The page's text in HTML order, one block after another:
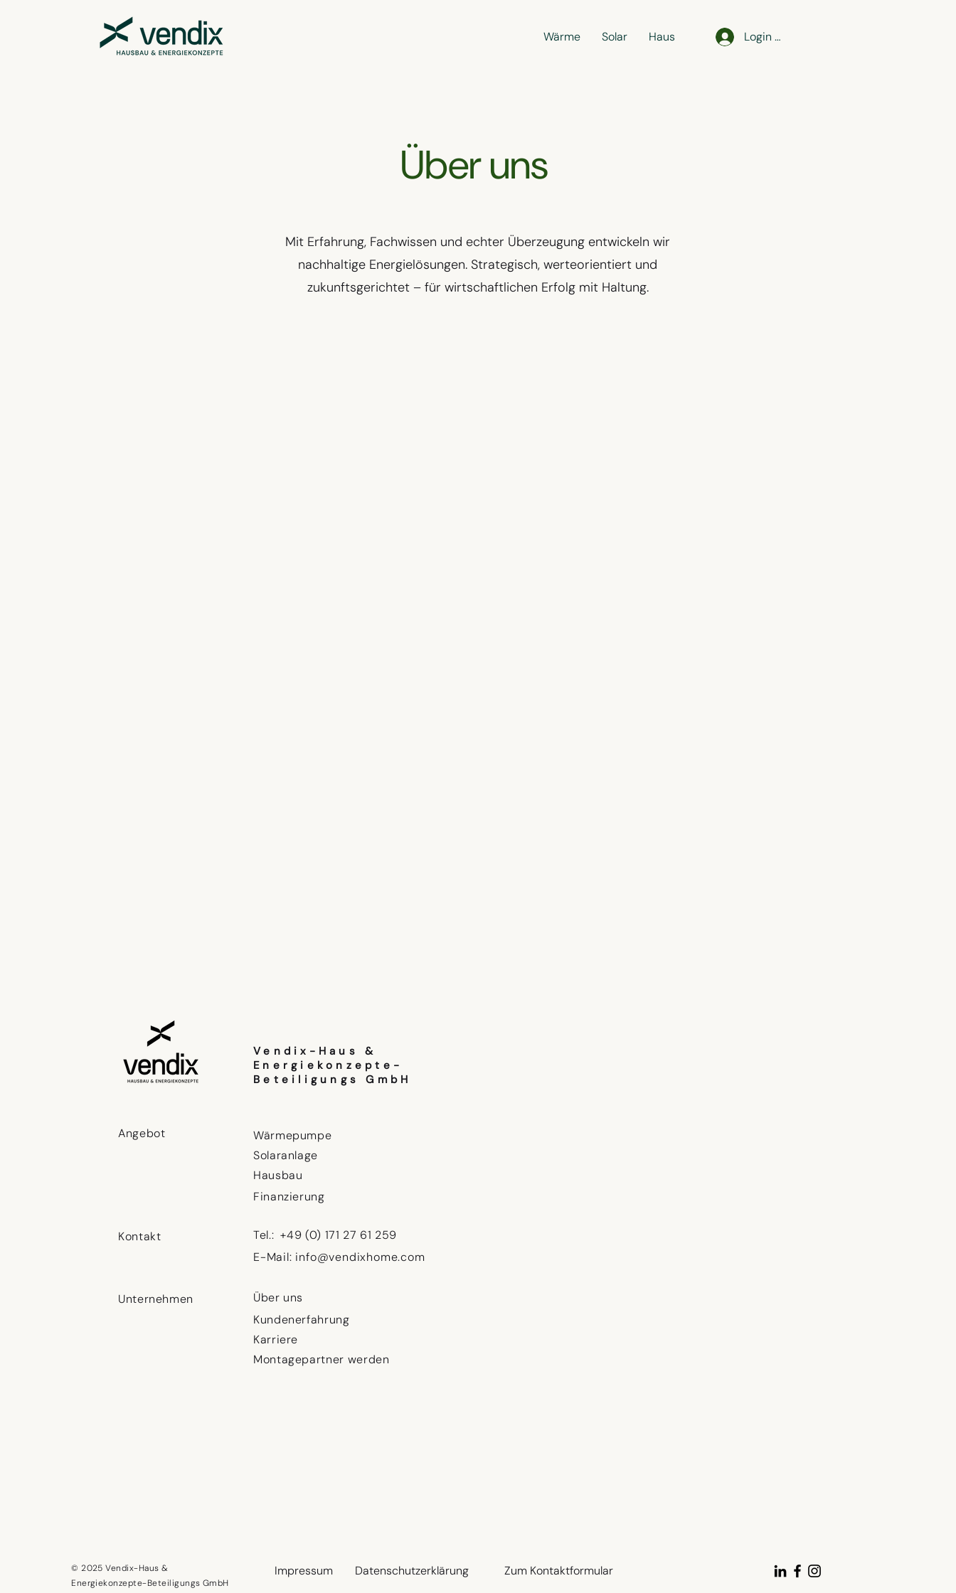
Wärme Solar Haus Login Partner
Über uns
Mit Erfahrung, Fachwissen und echter Überzeugung entwickeln wir
nachhaltige Energielösungen. Strategisch, werteorientiert und
zukunftsgerichtet – für wirtschaftlichen Erfolg mit Haltung.
Vendix-Haus &
Energiekonzepte-
Beteiligungs GmbH
Angebot
Wärmepumpe
Solaranlage
Hausbau
Kontakt
Tel.: +49 (0) 171 27 61 259
E-Mail: info@vendixhome.com
Unternehmen
Über uns
Kundenerfahrung
Karriere
Montagepartner werden
Finanzierung
© 2025 Vendix-Haus &
Energiekonzepte-Beteiligungs GmbH
Impressum Datenschutzerklärung Zum Kontaktformular